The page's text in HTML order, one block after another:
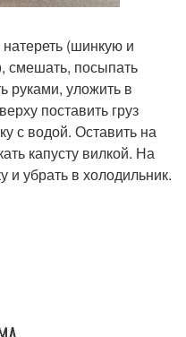
(шинкую и
смешать, посыпать
руками, уложить в
поставить груз
с водой. Оставить на
капусту вилкой. На
и убрать в холодильник.